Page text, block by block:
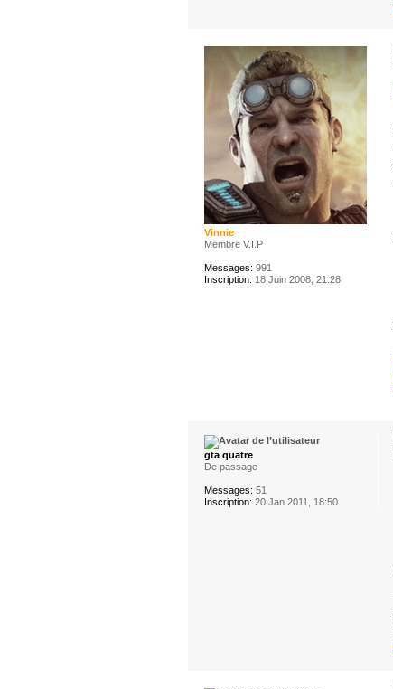
Vinnie
Membre V.I.P
Messages: 991
Inscription: 18 Juin 2008, 21:28
gta quatre
De passage
Messages: 51
Inscription: 20 Jan 2011, 18:50